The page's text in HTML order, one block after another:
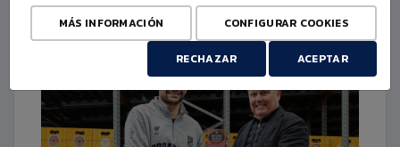
4 DE MARZO DE 2026
MÁS INFORMACIÓN CONFIGURAR COOKIES
RECHAZAR ACEPTAR